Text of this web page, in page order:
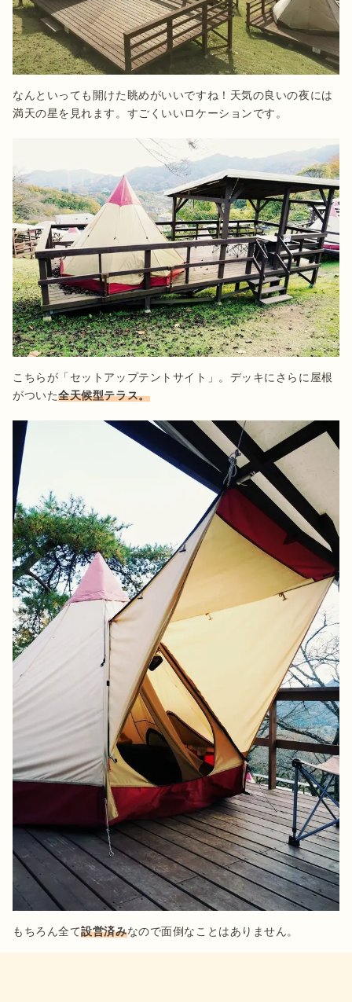
なんといっても開けた眺めがいいですね！天気の良いの夜には
満天の星を見れます。すごくいいロケーションです。
こちらが「セットアップテントサイト」。デッキにさらに屋根
がついた全天候型テラス。
もちろん全て設営済みなので面倒なことはありません。